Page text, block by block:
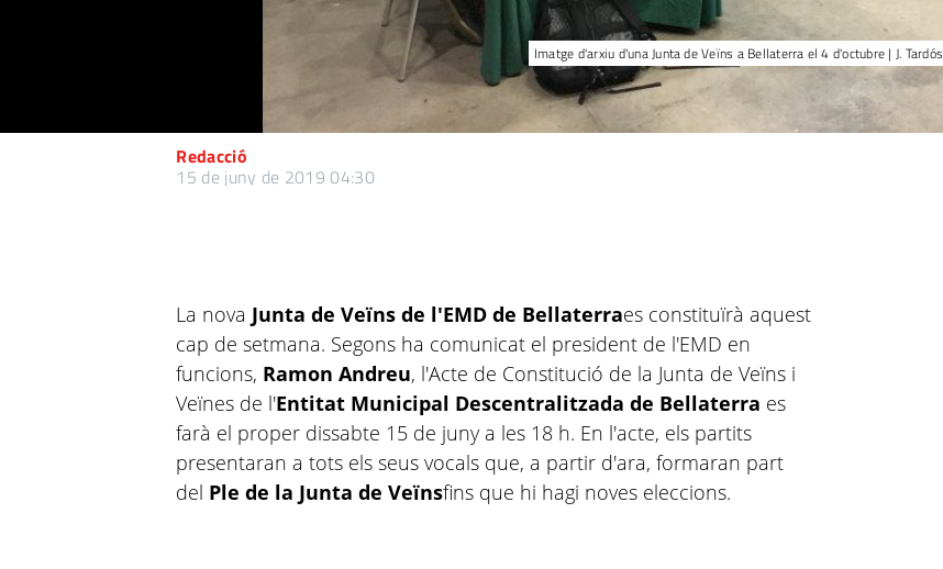
Imatge d'arxiu d'una Junta de Veïns a Bellaterra el 4 d'octubre | J. Tardós
Redacció
15 de juny de 2019 04:30
La nova Junta de Veïns de l'EMD de Bellaterraes constituïrà aquest
cap de setmana. Segons ha comunicat el president de l'EMD en
funcions, Ramon Andreu, l'Acte de Constitució de la Junta de Veïns i
Veïnes de l'Entitat Municipal Descentralitzada de Bellaterra es
farà el proper dissabte 15 de juny a les 18 h. En l'acte, els partits
presentaran a tots els seus vocals que, a partir d'ara, formaran part
del Ple de la Junta de Veïnsfins que hi hagi noves eleccions.